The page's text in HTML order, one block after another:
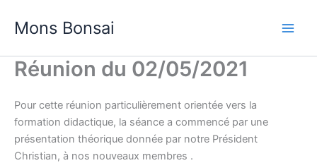
Mons Bonsai
Réunion du 02/05/2021
Pour cette réunion particulièrement orientée vers la
formation didactique, la séance a commencé par une
présentation théorique donnée par notre Président
Christian, à nos nouveaux membres .